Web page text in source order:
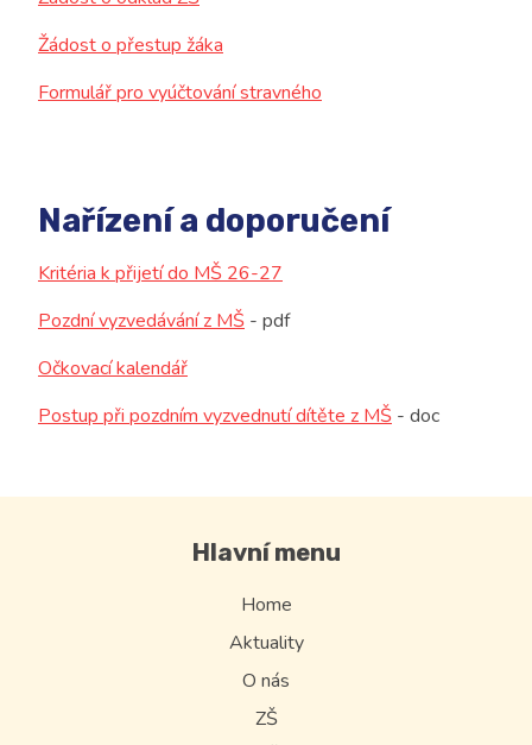
Žádost o přestup žáka
Formulář pro vyúčtování stravného
Nařízení a doporučení
Kritéria k přijetí do MŠ 26-27
Pozdní vyzvedávání z MŠ - pdf
Očkovací kalendář
Postup při pozdním vyzvednutí dítěte z MŠ - doc
Hlavní menu
Home
Aktuality
O nás
ZŠ